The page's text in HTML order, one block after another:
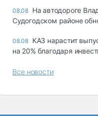
08.08 На автодороге
Судогодском районе
08.08 КАЗ нарастит
на 20% благодаря
Все новости